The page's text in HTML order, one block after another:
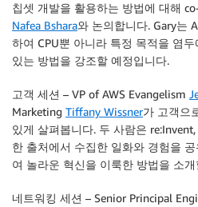
칩셋 개발을 활용하는 방법에 대해
Nafea Bshara와 논의합니다. Gary는
하여 CPU뿐 아니라 특정 목적을 염
있는 방법을 강조할 예정입니다.
고객 세션 – VP of AWS Evangelism
Marketing Tiffany Wissner가 고객으
있게 살펴봅니다. 두 사람은
한 출처에서 수집한 일화와 경험을
여 놀라운 혁신을 이룩한 방법을 소
네트워킹 세션 – Senior Principal